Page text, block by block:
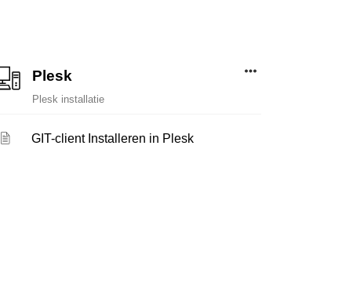
Plesk
Plesk installatie
GIT-client Installeren in Plesk